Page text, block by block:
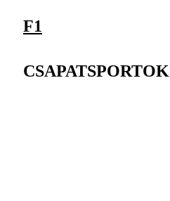
F1
CSAPATSPORTOK